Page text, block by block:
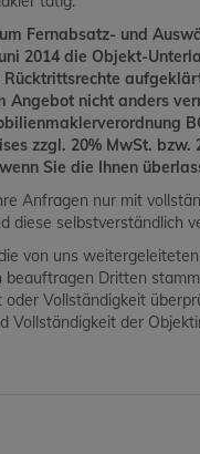
Fernabsatz- und
2014 die Objekt-
Angebot nicht anders
zzgl. 20% MwSt.
Sie die Ihnen
Anfragen nur mit
diese selbstverständlich
von uns
Dritten
Vollständigkeit
Vollständigkeit der